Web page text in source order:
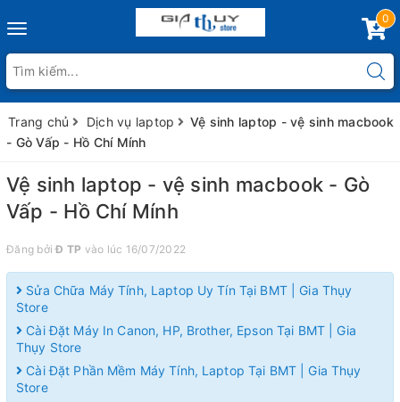
Toggle
0
Trang chủ Dịch vụ laptop
Vệ sinh laptop - vệ sinh macbook
- Gò Vấp - Hồ Chí Mính
Vệ sinh laptop - vệ sinh macbook - Gò
Vấp - Hồ Chí Mính
Đăng bởiĐ TP vào lúc 16/07/2022
Sửa Chữa Máy Tính, Laptop Uy Tín Tại BMT | Gia Thụy
Store
Cài Đặt Máy In Canon, HP, Brother, Epson Tại BMT | Gia
Thụy Store
Cài Đặt Phần Mềm Máy Tính, Laptop Tại BMT | Gia Thụy
Store